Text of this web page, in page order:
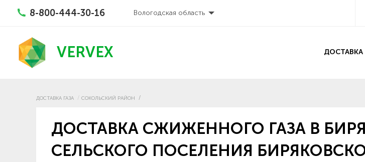
8-800-444-30-16 Вологодская область
VERVEX ДОСТАВКА
ДОСТАВКА ГАЗА СОКОЛЬСКИЙ РАЙОН
ДОСТАВКА СЖИЖЕННОГО ГАЗА В
СЕЛЬСКОГО ПОСЕЛЕНИЯ